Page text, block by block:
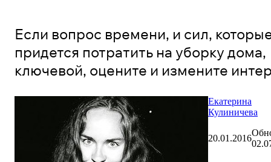
Если вопрос времени, и сил,
придется потратить на уборку дома,
ключевой, оцените и измените
Екатерина
Кулиничева
20.01.2016